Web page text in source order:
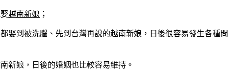
越南新娘 ；
娶到被洗腦、先到台灣再說的越南新娘，日後很容易發生各種問
新娘，日後的婚姻也比較容易維持。